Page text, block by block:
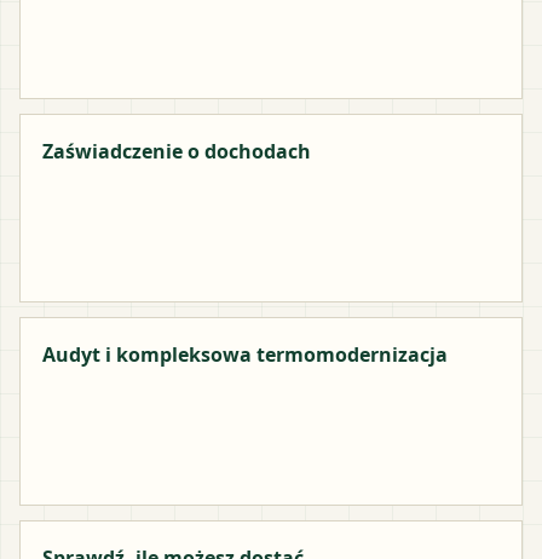
Zaświadczenie o dochodach
Audyt i kompleksowa termomodernizacja